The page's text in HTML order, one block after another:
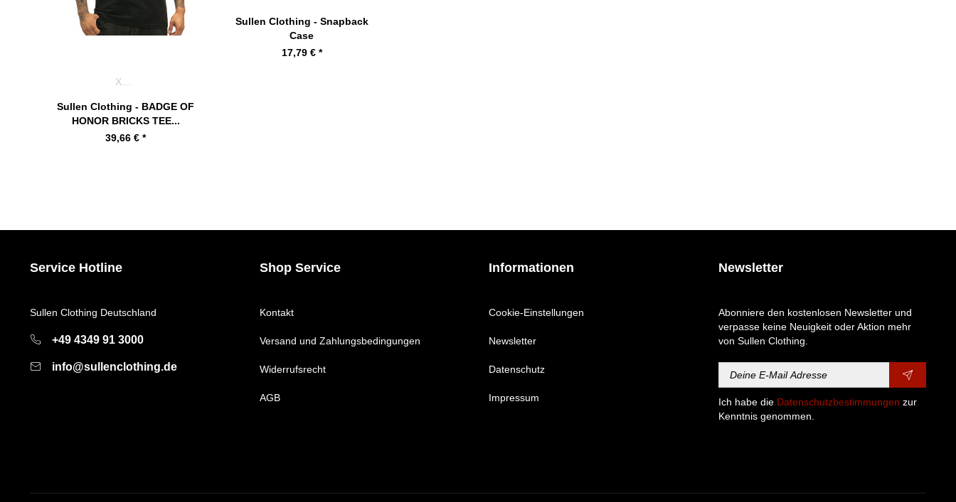
Sullen Clothing - BADGE OF
HONOR BRICKS TEE...
39,66 € *
Sullen Clothing - Snapback
Case
17,79 € *
Service Hotline
Sullen Clothing Deutschland
+49 4349 91 3000
info@sullenclothing.de
Shop Service
Kontakt
Versand und Zahlungsbedingungen
Widerrufsrecht
AGB
Informationen
Cookie-Einstellungen
Newsletter
Datenschutz
Impressum
Newsletter
Abonniere den kostenlosen Newsletter und
verpasse keine Neuigkeit oder Aktion mehr
von Sullen Clothing.
Ich habe die Datenschutzbestimmungen zur
Kenntnis genommen.